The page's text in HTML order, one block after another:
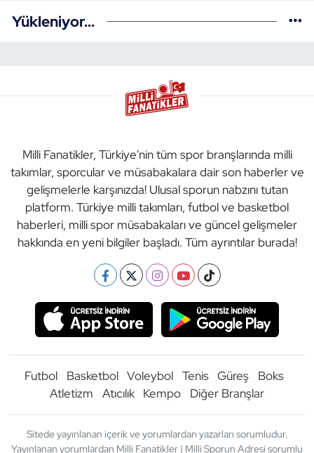
Yükleniyor...
Milli Fanatikler, Türkiye'nin tüm spor branşlarında milli
takımlar, sporcular ve müsabakalara dair son haberler ve
gelişmelerle karşınızda! Ulusal sporun nabzını tutan
platform. Türkiye milli takımları, futbol ve basketbol
haberleri, milli spor müsabakaları ve güncel gelişmeler
hakkında en yeni bilgiler başladı. Tüm ayrıntılar burada!
Futbol Basketbol Voleybol Tenis Güreş
Boks
Atletizm
Atıcılık Kempo Diğer Branşlar
Sitede yayınlanan içerik ve yorumlardan yazarları sorumludur.
Yayınlanan yorumlardan Milli Fanatikler | Milli Sporun Adresi sorumlu